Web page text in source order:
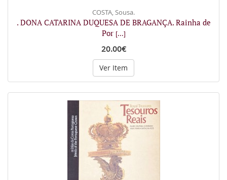
COSTA, Sousa.
. DONA CATARINA DUQUESA DE BRAGANÇA. Rainha de
Por [...]
20.00€
Ver Item